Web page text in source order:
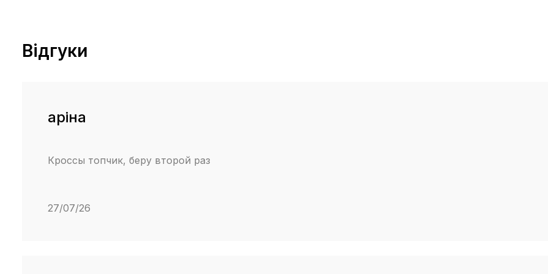
Відгуки
аріна
Кроссы топчик, беру второй раз
27/07/26